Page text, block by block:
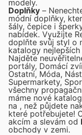
modely.
Doplňky –
módní doplňky,
šály, čepice i
nabídek. Využijte
doplňte svůj styl o
katalogy
Najděte
portály, Domácí
Ostatní, Móda,
Supermarkety,
všechny
máme nové
na , než půjdete
které potřebujete!
akcím a slevám od
obchody v zemi.